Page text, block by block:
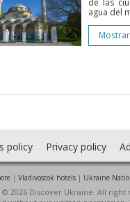
de las
agua del
policy Privacy policy
| Vladivostok hotels| Ukraine
© 2026 Discover Ukraine. All right